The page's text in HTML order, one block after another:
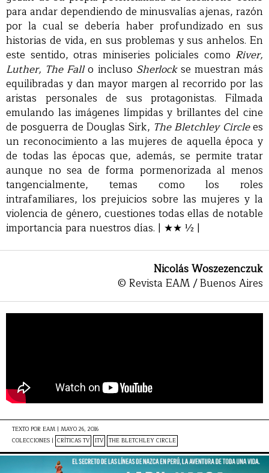
para andar dependiendo de minusvalías ajenas, razón
por la cual se debería haber profundizado en sus
historias de vida, en sus problemas y sus anhelos. En
este sentido, otras miniseries policiales como River,
Luther, The Fallo incluso Sherlockse muestran más
equilibradas y dan mayor margen al recorrido por las
aristas personales de sus protagonistas. Filmada
emulando las imágenes límpidas y brillantes del cine
de posguerra de Douglas Sirk, The Bletchley Circlees
un reconocimiento a las mujeres de aquella época y
de todas las épocas que, además, se permite tratar
aunque no sea de forma pormenorizada al menos
tangencialmente, temas como los roles
intrafamiliares, los prejuicios sobre las mujeres y la
violencia de género, cuestiones todas ellas de notable
importancia para nuestros días. | ★★ ½ |
Nicolás Woszezenczuk
© Revista EAM / Buenos Aires
TEXTO POR EAM | MAYO 26, 2016
COLECCIONES | CRÍTICAS TV ITV THE BLETCHLEY CIRCLE